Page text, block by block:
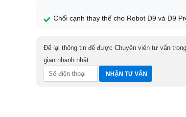
Chổi cạnh thay thế cho Robot D9 và D9
Để lại thông tin để được Chuyên viên tư vấn
gian nhanh nhất